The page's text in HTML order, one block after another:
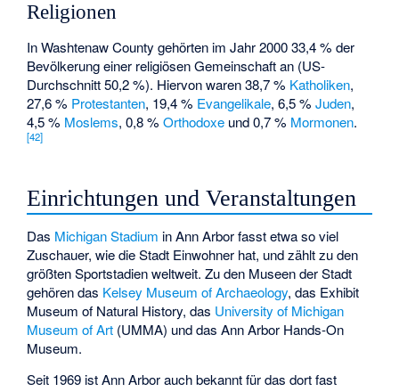
Religionen
In Washtenaw County gehörten im Jahr 2000 33,4 % der
Bevölkerung einer religiösen Gemeinschaft an (US-
Durchschnitt 50,2 %). Hiervon waren 38,7 % Katholiken,
27,6 % Protestanten, 19,4 % Evangelikale, 6,5 %Juden,
4,5 % Moslems, 0,8 %Orthodoxe und 0,7 % Mormonen.
[42]
Einrichtungen und Veranstaltungen
Das Michigan Stadium in Ann Arbor fasst etwa so viel
Zuschauer, wie die Stadt Einwohner hat, und zählt zu den
größten Sportstadien weltweit. Zu den Museen der Stadt
gehören das Kelsey Museum of Archaeology, das Exhibit
Museum of Natural History, das University of Michigan
Museum of Art (UMMA) und dasAnn Arbor Hands-On
Museum.
Seit 1969 ist Ann Arbor auch bekannt für das dort fast